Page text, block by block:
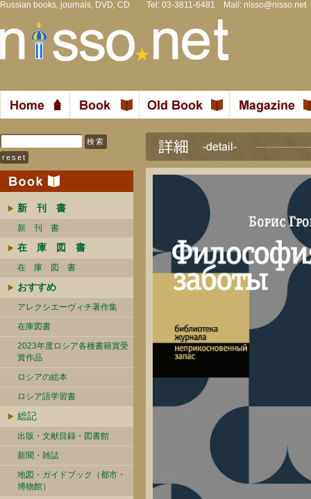
Russian books, journals, DVD, CD Tel: 03-3811-6481 Mail: nisso@nisso.net
新 刊 書
新 刊 書
在 庫 図 書
在 庫 図 書
おすすめ
アレクシエーヴィチ著作集
在庫図書
2023年度ロシア各種書籍賞受
賞作品
ロシアの絵本
ロシア語学習書
総記
出版・文献目録・図書館
新聞・雑誌
地図・ガイドブック（都市・
博物館）